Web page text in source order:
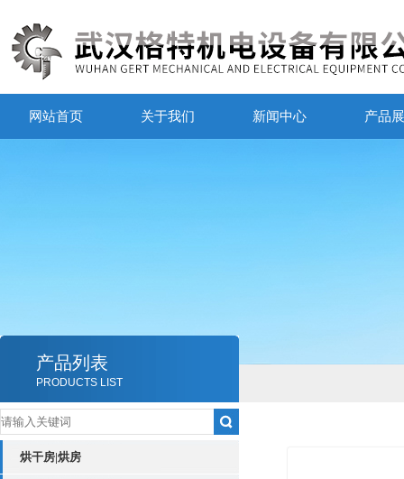
网站首页 关于我们 新闻中心 产品
产品列表
PRODUCTS LIST
烘干房|烘房